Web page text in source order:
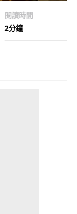
閱讀時間
2分鐘